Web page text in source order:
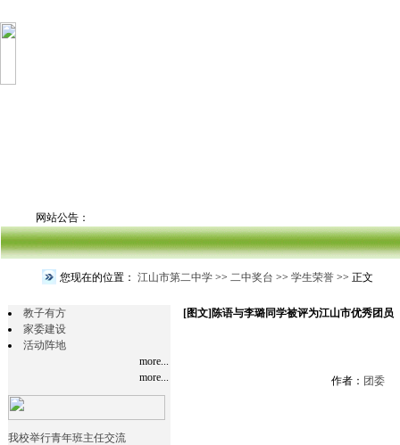
网站公告：
您现在的位置：江山市第二中学 >>二中奖台 >>学生荣誉 >> 正文
教子有方
家委建设
活动阵地
more...
more...
我校举行青年班主任交流
[图文] 陈语与李璐同学被评为江山市优秀团员
作者： 团委